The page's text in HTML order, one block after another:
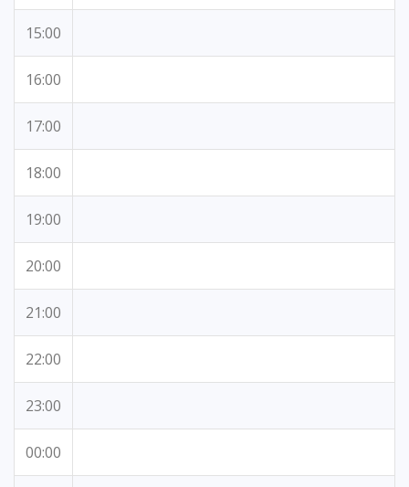
15:00
16:00
17:00
18:00
19:00
20:00
21:00
22:00
23:00
00:00